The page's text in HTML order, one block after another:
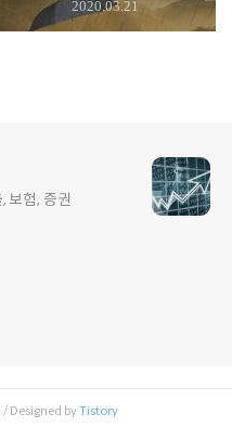
2020.03.21
보험, 증권
/ Designed byTistory